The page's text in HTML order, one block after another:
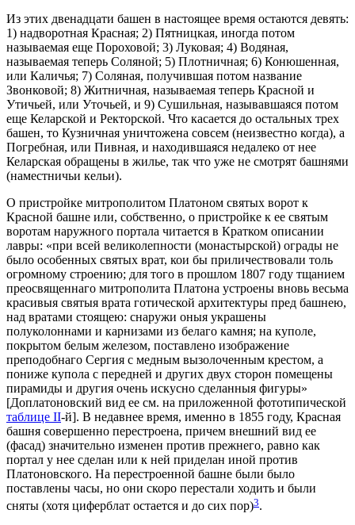
Из этих двенадцати башен в настоящее время остаются девять:
1) надворотная Красная; 2) Пятницкая, иногда потом
называемая еще Пороховой; 3) Луковая; 4) Водяная,
называемая теперь Соляной; 5) Плотничная; 6) Конюшенная,
или Каличья; 7) Соляная, получившая потом название
Звонковой; 8) Житничная, называемая теперь Красной и
Утичьей, или Уточьей, и 9) Сушильная, называвшаяся потом
еще Келарской и Ректорской. Что касается до остальных трех
башен, то Кузничная уничтожена совсем (неизвестно когда), а
Погребная, или Пивная, и находившаяся недалеко от нее
Келарская обращены в жилье, так что уже не смотрят башнями
(наместничьи кельи).
О пристройке митрополитом Платоном святых ворот к
Красной башне или, собственно, о пристройке к ее святым
воротам наружного портала читается в Кратком описании
лавры: «при всей великолепности (монастырской) ограды не
было особенных святых врат, кои бы приличествовали толь
огромному строению; для того в прошлом 1807 году тщанием
преосвященнаго митрополита Платона устроены вновь весьма
красивыя святыя врата готической архитектуры пред башнею,
над вратами стоящею: снаружи оныя украшены
полуколоннами и карнизами из белаго камня; на куполе,
покрытом белым железом, поставлено изображение
преподобнаго Сергия с медным вызолоченным крестом, а
пониже купола с передней и других двух сторон помещены
пирамиды и другия очень искусно сделанныя фигуры»
[Доплатоновский вид ее см. на приложенной фототипической
таблице II-й]. В недавнее время, именно в 1855 году, Красная
башня совершенно перестроена, причем внешний вид ее
(фасад) значительно изменен против прежнего, равно как
портал у нее сделан или к ней приделан иной против
Платоновского. На перестроенной башне были было
поставлены часы, но они скоро перестали ходить и были
сняты (хотя циферблат остается и до сих пор)3.